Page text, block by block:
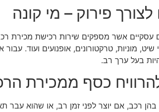
פירוק – מי קונה
עסקיים אשר מספקים שירות רכישת מכירת
שיט, מוניות, טרקטורונים, אופנועים ועוד.
בעל ערך רב.
כסף ממכירת
בהן רכב, אם יוצר לפני זמן רב, או שהוא